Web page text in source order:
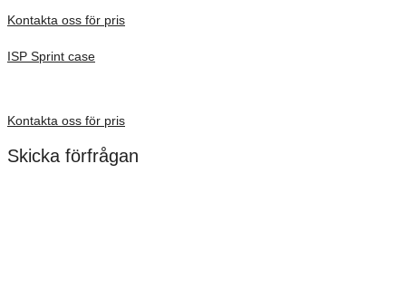
Kontakta oss för pris
ISP Sprint case
Kontakta oss för pris
Skicka förfrågan